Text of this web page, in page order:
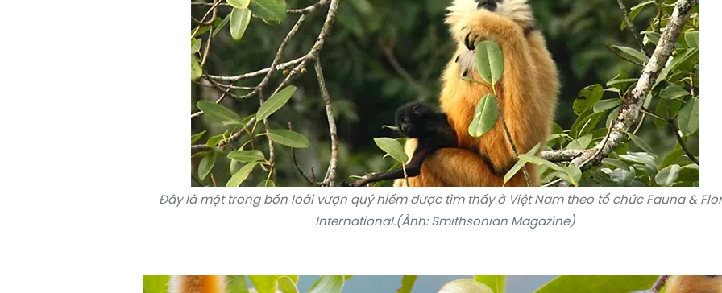
Đây là một trong bốn loài vượn quý hiếm được tìm thấy ở Việt Nam theo tổ chức Fauna &
International.(Ảnh: Smithsonian Magazine)